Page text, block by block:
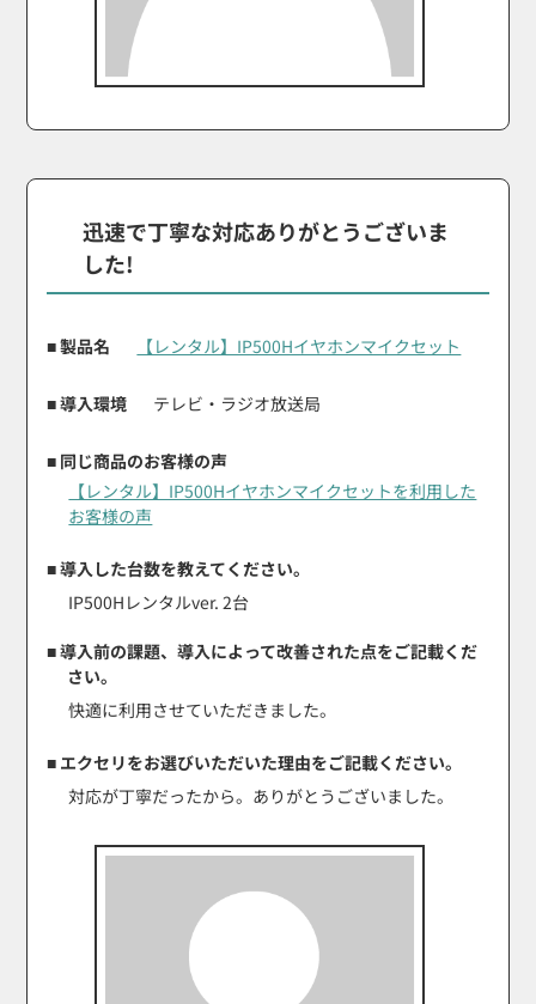
迅速で丁寧な対応ありがとうございま
した!
■ 製品名 【レンタル】IP500Hイヤホンマイクセット
■ 導入環境 テレビ・ラジオ放送局
■ 同じ商品のお客様の声
【レンタル】IP500Hイヤホンマイクセットを利用した
お客様の声
■ 導入した台数を教えてください。
IP500Hレンタルver. 2台
■ 導入前の課題、導入によって改善された点をご記載くだ
さい。
快適に利用させていただきました。
■ エクセリをお選びいただいた理由をご記載ください。
対応が丁寧だったから。ありがとうございました。